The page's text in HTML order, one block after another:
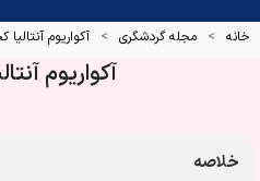
خانه مجله گردشگری آکواریوم
آکواریوم
خلاصه